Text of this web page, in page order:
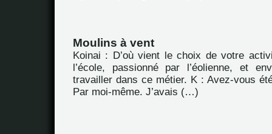
Moulins à vent
Koinai : D’où vient le choix de votre
l’école, passionné par l’éolienne, et
travailler dans ce métier. K : Avez-vous
Par moi-même. J’avais (…)